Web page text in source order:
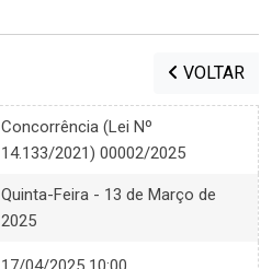
VOLTAR
Concorrência (Lei Nº
14.133/2021) 00002/2025
Quinta-Feira - 13 de Março de
2025